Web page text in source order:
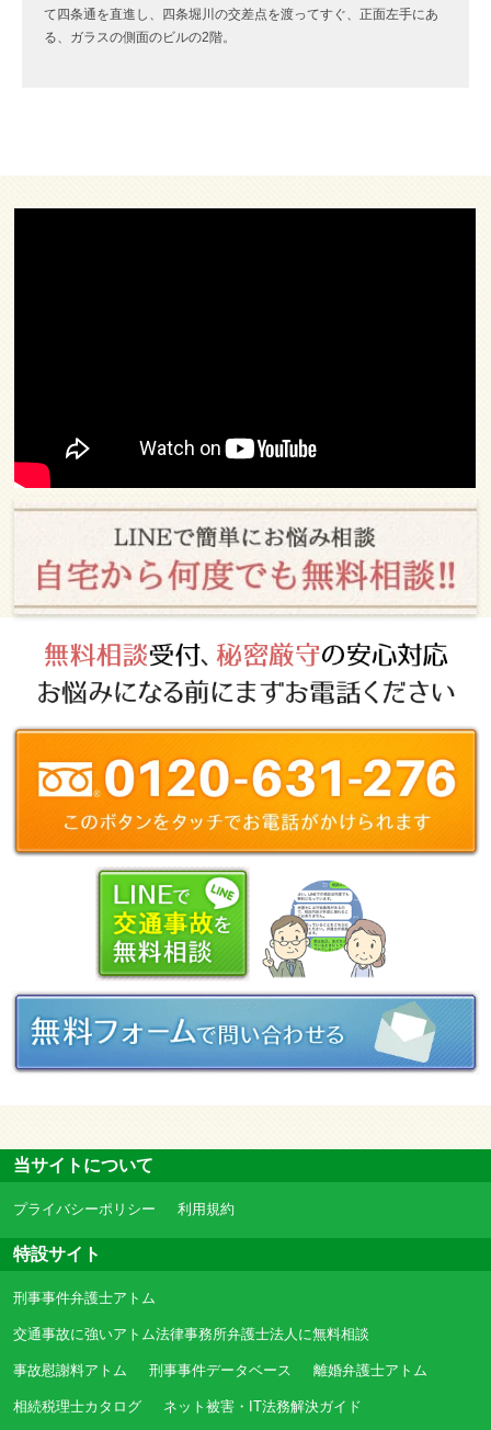
て四条通を直進し、四条堀川の交差点を渡ってすぐ、正面左手にあ
る、ガラスの側面のビルの2階。
当サイトについて
プライバシーポリシー 利用規約
特設サイト
刑事事件弁護士アトム
交通事故に強いアトム法律事務所弁護士法人に無料相談
事故慰謝料アトム 刑事事件データベース 離婚弁護士アトム
相続税理士カタログ ネット被害・IT法務解決ガイド